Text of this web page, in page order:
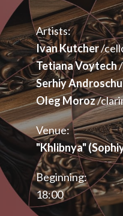
Artists:
Ivan Kutcher/
Tetiana Voytech
Serhiy
Oleg Moroz/
Venue:
"Khlibnya"
Beginning:
18:00